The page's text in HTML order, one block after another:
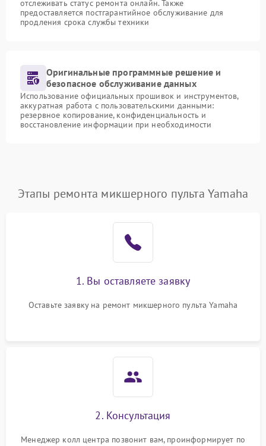
отслеживать статус ремонта онлайн. Также
предоставляется постгарантийное обслуживание для
продления срока службы техники
Оригинальные программные решение и
безопасное обслуживание данных
Использование официальных прошивок и инструментов,
аккуратная работа с пользовательскими данными:
резервное копирование, конфиденциальность и
восстановление информации при необходимости
Этапы ремонта микшерного пульта Yamaha
1. Вы оставляете заявку
Оставьте заявку на ремонт микшерного пульта Yamaha
2. Консультация
Менеджер колл центра позвонит вам, проинформирует по